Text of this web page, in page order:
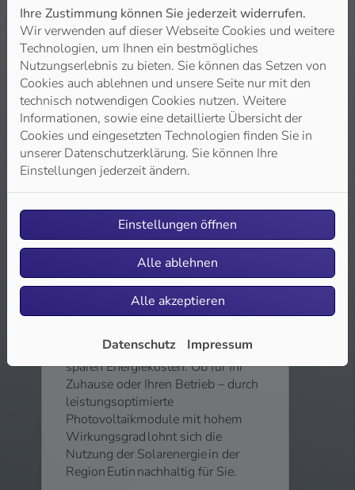
Weiterlesen
Photovoltaik
Mit Photovoltaik (PV) verwandeln
eigenen sauberen Strom und
sparen Energiekosten. Ob für Ihr
Zuhause oder Ihren Betrieb – durch
leistungsoptimierte
Photovoltaikmodule mit hohem
Wirkungsgrad lohnt sich die
Nutzung der Solarenergie in der
Region Eutin nachhaltig für Sie.
Ihre Zustimmung können Sie jederzeit widerrufen.
Wir verwenden auf dieser Webseite Cookies und weitere
Technologien, um Ihnen ein bestmögliches
Nutzungserlebnis zu bieten. Sie können das Setzen von
Cookies auch ablehnen und unsere Seite nur mit den
technisch notwendigen Cookies nutzen. Weitere
Informationen, sowie eine detaillierte Übersicht der
Cookies und eingesetzten Technologien finden Sie in
unserer Datenschutzerklärung. Sie können Ihre
Einstellungen jederzeit ändern.
Einstellungen öffnen
Alle ablehnen
Alle akzeptieren
Datenschutz Impressum